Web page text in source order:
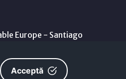
Europe - Santiago
Acceptă